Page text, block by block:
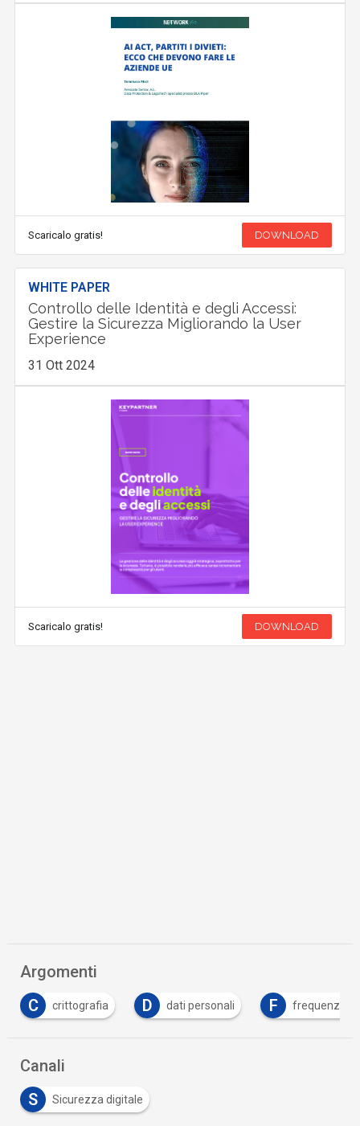
Scaricalo gratis! DOWNLOAD
WHITE PAPER
Controllo delle Identità e degli Accessi:
Gestire la Sicurezza Migliorando la User
Experience
31 Ott 2024
Scaricalo gratis! DOWNLOAD
Argomenti
C
crittografia D dati personali F frequenze
Canali
S
Sicurezza digitale